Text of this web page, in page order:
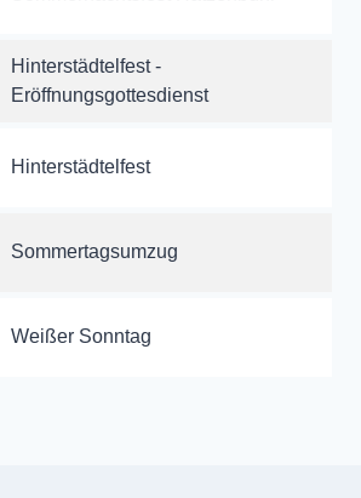
Hinterstädtelfest -
Eröffnungsgottesdienst
Hinterstädtelfest
Sommertagsumzug
Weißer Sonntag